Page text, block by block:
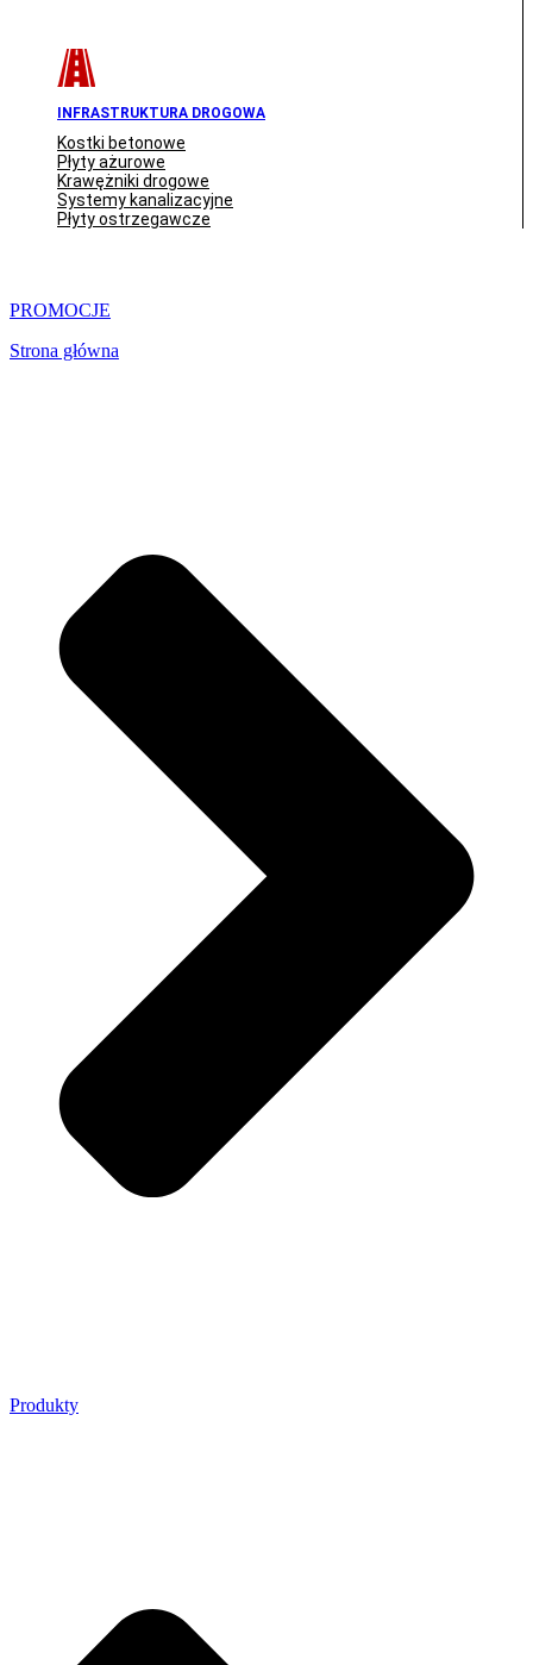
INFRASTRUKTURA DROGOWA
Kostki betonowe
Płyty ażurowe
Krawężniki drogowe
Systemy kanalizacyjne
Płyty ostrzegawcze
PROMOCJE
Strona główna
Produkty